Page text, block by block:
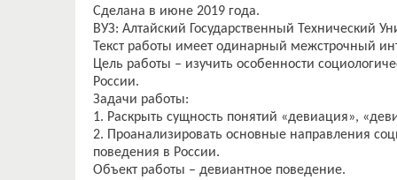
Сделана в июне 2019 года.
ВУЗ: Алтайский Государственный Технический
Текст работы имеет одинарный межстрочный
Цель работы – изучить особенности
России.
Задачи работы:
1. Раскрыть сущность понятий «девиация»,
2. Проанализировать основные направления
поведения в России.
Объект работы – девиантное поведение.